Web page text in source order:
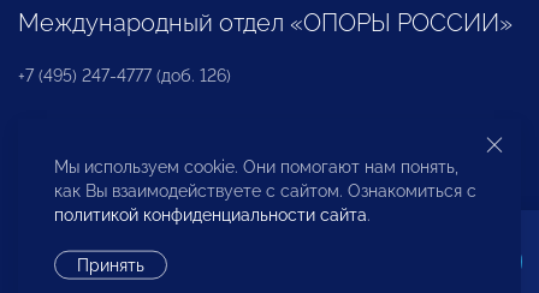
Международный отдел «ОПОРЫ РОССИИ»
+7 (495) 247-4777 (доб. 126)
Бюро по защите прав предпринимателей и
инвесторов
Мы используем cookie. Они помогают нам понять,
как Вы взаимодействуете с сайтом. Ознакомиться с
политикой конфиденциальности сайта.
Принять